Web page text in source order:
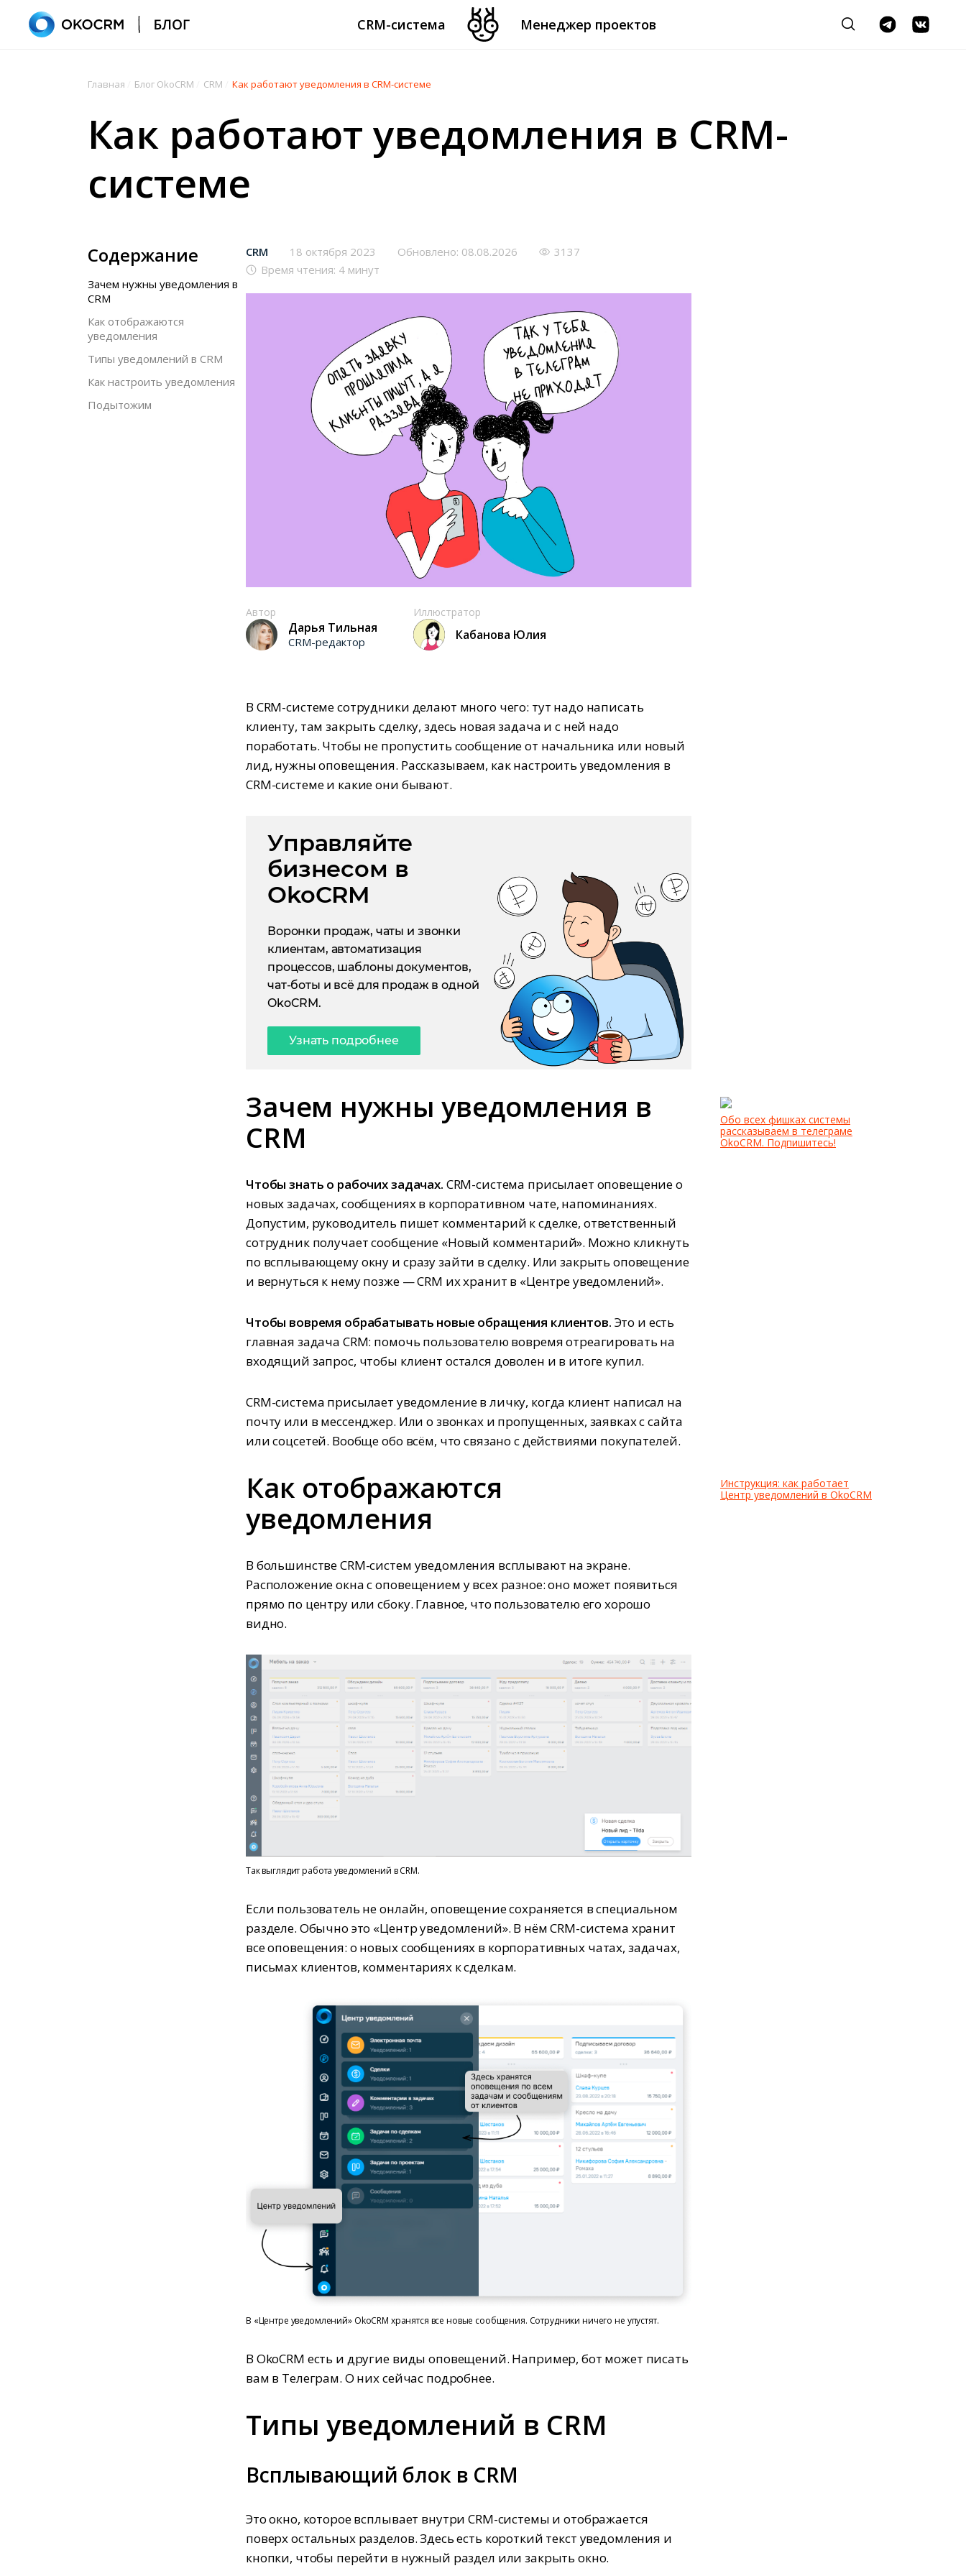
CRM-система Менеджер проектов
Главная Блог OkoCRM CRM Как работают уведомления в CRM-системе
Как работают уведомления в CRM-
системе
Содержание
Зачем нужны уведомления в
CRM
Как отображаются
уведомления
Типы уведомлений в CRM
Как настроить уведомления
Подытожим
CRM 18 октября 2023 Обновлено: 08.08.2026
3137
Время чтения: 4 минут
Автор
Дарья Тильная
CRM-редактор
Иллюстратор
Кабанова Юлия
В CRM-системе сотрудники делают много чего: тут надо написать
клиенту, там закрыть сделку, здесь новая задача и с ней надо
поработать. Чтобы не пропустить сообщение от начальника или новый
лид, нужны оповещения. Рассказываем, как настроить уведомления в
CRM-системе и какие они бывают.
Управляйте
бизнесом в
OkoCRM
Воронки продаж, чаты и звонки
клиентам, автоматизация
процессов, шаблоны документов,
чат-боты и всё для продаж в одной
OkoCRM.
Узнать подробнее
Зачем нужны уведомления в
CRM
Чтобы знать о рабочих задачах. CRM-система присылает оповещение о
новых задачах, сообщениях в корпоративном чате, напоминаниях.
Допустим, руководитель пишет комментарий к сделке, ответственный
сотрудник получает сообщение «Новый комментарий». Можно кликнуть
по всплывающему окну и сразу зайти в сделку. Или закрыть оповещение
и вернуться к нему позже — CRM их хранит в «Центре уведомлений».
Чтобы вовремя обрабатывать новые обращения клиентов. Это и есть
главная задача CRM: помочь пользователю вовремя отреагировать на
входящий запрос, чтобы клиент остался доволен и в итоге купил.
CRM-система присылает уведомление в личку, когда клиент написал на
почту или в мессенджер. Или о звонках и пропущенных, заявках с сайта
или соцсетей. Вообще обо всём, что связано с действиями покупателей.
Обо всех фишках системы
рассказываем в телеграме
OkoCRM. Подпишитесь!
Как отображаются
уведомления
В большинстве CRM-систем уведомления всплывают на экране.
Расположение окна с оповещением у всех разное: оно может появиться
прямо по центру или сбоку. Главное, что пользователю его хорошо
видно.
Инструкция: как работает
Центр уведомлений в OkoCRM
Так выглядит работа уведомлений в CRM.
Если пользователь не онлайн, оповещение сохраняется в специальном
разделе. Обычно это «Центр уведомлений». В нём CRM-система хранит
все оповещения: о новых сообщениях в корпоративных чатах, задачах,
письмах клиентов, комментариях к сделкам.
В «Центре уведомлений» OkoCRM хранятся все новые сообщения. Сотрудники ничего не упустят.
В OkoCRM есть и другие виды оповещений. Например, бот может писать
вам в Телеграм. О них сейчас подробнее.
Типы уведомлений в CRM
Всплывающий блок в CRM
Это окно, которое всплывает внутри CRM-системы и отображается
поверх остальных разделов. Здесь есть короткий текст уведомления и
кнопки, чтобы перейти в нужный раздел или закрыть окно.